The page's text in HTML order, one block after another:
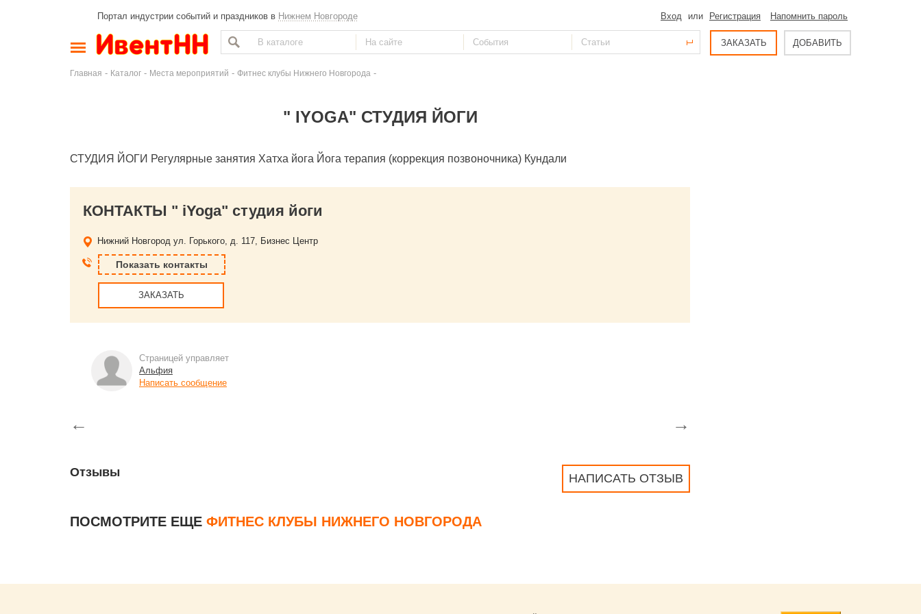
Портал индустрии событий и праздников в Нижнем Новгороде Вход или Регистрация Напомнить пароль
ЗАКАЗАТЬ ДОБАВИТЬ
Главная - Каталог - Места мероприятий - Фитнес клубы Нижнего Новгорода -
" IYOGA" СТУДИЯ ЙОГИ
СТУДИЯ ЙОГИ Регулярные занятия Хатха йога Йога терапия (коррекция позвоночника) Кундали
КОНТАКТЫ " iYoga" студия йоги
Нижний Новгород ул. Горького, д. 117, Бизнес Центр
Показать контакты
ЗАКАЗАТЬ
Страницей управляет
Альфия
Написать сообщение
← →
НАПИСАТЬ ОТЗЫВ
Отзывы
ПОСМОТРИТЕ ЕЩЕ ФИТНЕС КЛУБЫ НИЖНЕГО НОВГОРОДА